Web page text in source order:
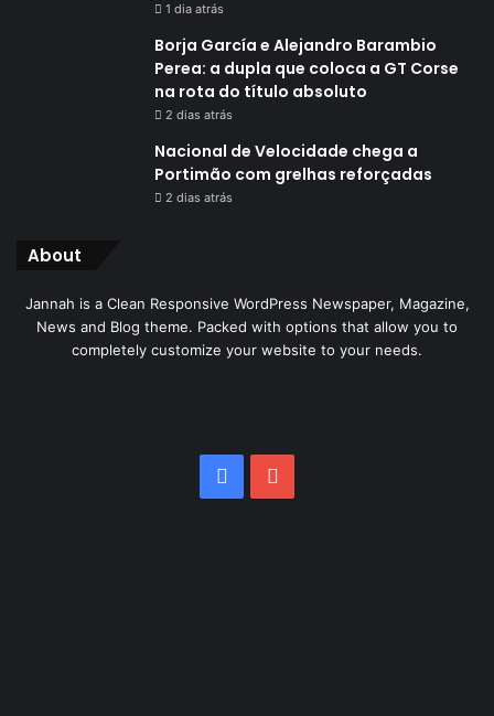
1 dia atrás
Borja García e Alejandro Barambio
Perea: a dupla que coloca a GT Corse
na rota do título absoluto
2 dias atrás
Nacional de Velocidade chega a
Portimão com grelhas reforçadas
2 dias atrás
About
Jannah is a Clean Responsive WordPress Newspaper, Magazine,
News and Blog theme. Packed with options that allow you to
completely customize your website to your needs.
Facebook